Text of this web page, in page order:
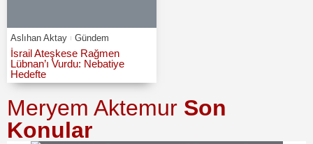
Aslıhan Aktay Gündem
İsrail Ateşkese Rağmen
Lübnan’ı Vurdu: Nebatiye
Hedefte
Meryem Aktemur Son
Konular